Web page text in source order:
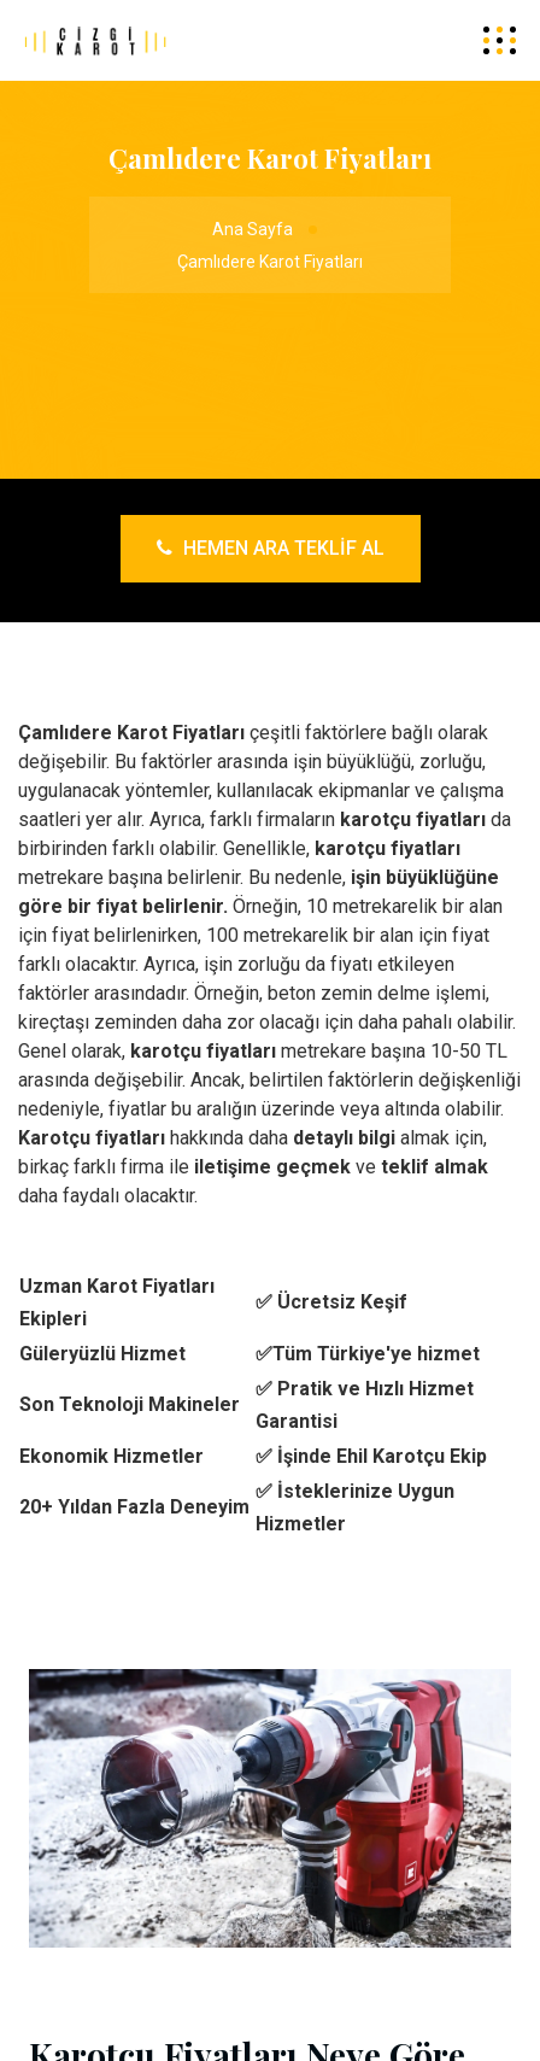
Çamlıdere Karot Fiyatları
Ana Sayfa
Çamlıdere Karot Fiyatları
HEMEN ARA TEKLIF AL
Çamlıdere Karot Fiyatları çeşitli faktörlere bağlı olarak
değişebilir. Bu faktörler arasında işin büyüklüğü, zorluğu,
uygulanacak yöntemler, kullanılacak ekipmanlar ve çalışma
saatleri yer alır. Ayrıca, farklı firmaların karotçu fiyatları da
birbirinden farklı olabilir. Genellikle, karotçu fiyatları
metrekare başına belirlenir. Bu nedenle, işin büyüklüğüne
göre bir fiyat belirlenir. Örneğin, 10 metrekarelik bir alan
için fiyat belirlenirken, 100 metrekarelik bir alan için fiyat
farklı olacaktır. Ayrıca, işin zorluğu da fiyatı etkileyen
faktörler arasındadır. Örneğin, beton zemin delme işlemi,
kireçtaşı zeminden daha zor olacağı için daha pahalı olabilir.
Genel olarak, karotçu fiyatları metrekare başına 10-50 TL
arasında değişebilir. Ancak, belirtilen faktörlerin değişkenliği
nedeniyle, fiyatlar bu aralığın üzerinde veya altında olabilir.
Karotçu fiyatları hakkında daha detaylı bilgi almak için,
birkaç farklı firma ile iletişime geçmek ve teklif almak
daha faydalı olacaktır.
Uzman Karot Fiyatları
Ekipleri
✅ Ücretsiz Keşif
Güleryüzlü Hizmet ✅Tüm Türkiye'ye hizmet
Son Teknoloji Makineler
✅ Pratik ve Hızlı Hizmet
Garantisi
Ekonomik Hizmetler
✅ İşinde Ehil Karotçu Ekip
20+ Yıldan Fazla Deneyim
✅ İsteklerinize Uygun
Hizmetler